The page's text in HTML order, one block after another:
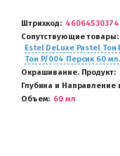
Штрихкод
Сопутствующие товары
Estel DeLuxe Pastel
Тон P/004 Персик 60 мл.
Окрашивание. Продукт
Глубина и Направление
Объем
60 мл